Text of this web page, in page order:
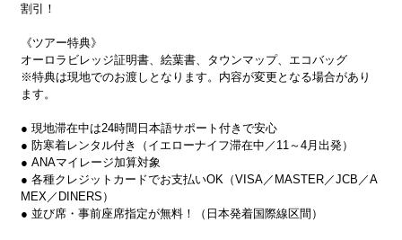
割引！
《ツアー特典》
オーロラビレッジ証明書、絵葉書、タウンマップ、エコバッグ
※特典は現地でのお渡しとなります。内容が変更となる場合があり
ます。
● 現地滞在中は24時間日本語サポート付きで安心
● 防寒着レンタル付き（イエローナイフ滞在中／11～4月出発）
● ANAマイレージ加算対象
● 各種クレジットカードでお支払いOK（VISA／MASTER／JCB／A
MEX／DINERS）
● 並び席・事前座席指定が無料！（日本発着国際線区間）